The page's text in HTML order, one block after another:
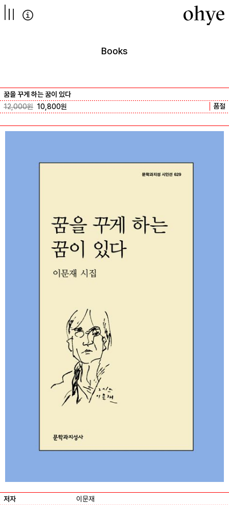
컨텐츠로
넘어가기
Books
꿈을 꾸게 하는 꿈이 있다
12,000원 10,800원 품절
저자
이문재